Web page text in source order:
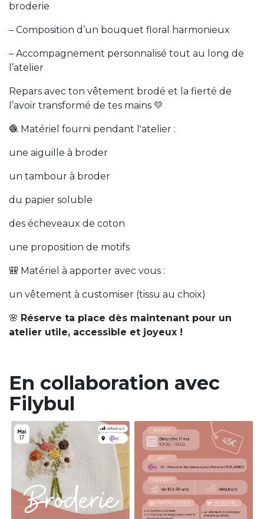
broderie
– Composition d’un bouquet floral harmonieux
– Accompagnement personnalisé tout au long de
l’atelier
Repars avec ton vêtement brodé et la fierté de
l’avoir transformé de tes mains 💛
🧶 Matériel fourni pendant l'atelier :
une aiguille à broder
un tambour à broder
du papier soluble
des écheveaux de coton
une proposition de motifs
🎒 Matériel à apporter avec vous :
un vêtement à customiser (tissu au choix)
🌸 Réserve ta place dès maintenant pour un
atelier utile, accessible et joyeux !
En collaboration avec
Filybul